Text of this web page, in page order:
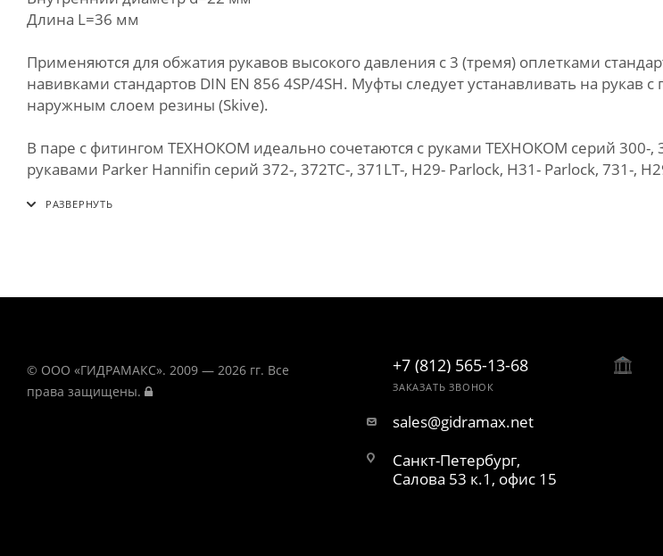
Длина L=36 мм
Применяются для обжатия рукавов высокого давления с 3 (тремя) оплетками
навивками стандартов DIN EN 856 4SP/4SH. Муфты следует устанавливать на рукав
наружным слоем резины (Skive).
В паре с фитингом ТЕХНОКОМ идеально сочетаются с руками ТЕХНОКОМ серий 300-,
рукавами Parker Hannifin серий 372-, 372ТС-, 371LT-, Н29- Parlock, Н31- Parlock, 731-,
© ООО «ГИДРАМАКС». 2009 — 2026 гг. Все
права защищены.
+7 (812) 565-13-68
ЗАКАЗАТЬ ЗВОНОК
sales@gidramax.net
Санкт-Петербург,
Салова 53 к.1, офис 15